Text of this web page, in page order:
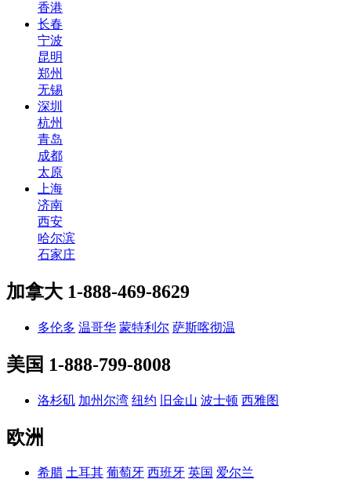
香港
长春
宁波
昆明
郑州
无锡
深圳
杭州
青岛
成都
太原
上海
济南
西安
哈尔滨
石家庄
加拿大 1-888-469-8629
多伦多 温哥华 蒙特利尔 萨斯喀彻温
美国 1-888-799-8008
洛杉矶 加州尔湾 纽约 旧金山 波士顿 西雅图
欧洲
希腊 土耳其 葡萄牙 西班牙 英国 爱尔兰